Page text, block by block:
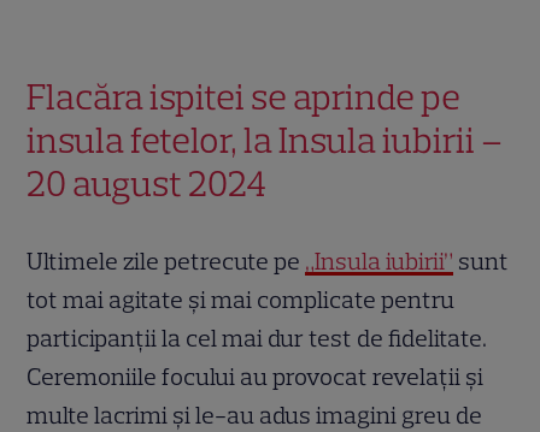
Flacăra ispitei se aprinde pe
insula fetelor, la Insula iubirii –
20 august 2024
Ultimele zile petrecute pe „Insula iubirii” sunt
tot mai agitate şi mai complicate pentru
participanţii la cel mai dur test de fidelitate.
Ceremoniile focului au provocat revelaţii şi
multe lacrimi şi le-au adus imagini greu de